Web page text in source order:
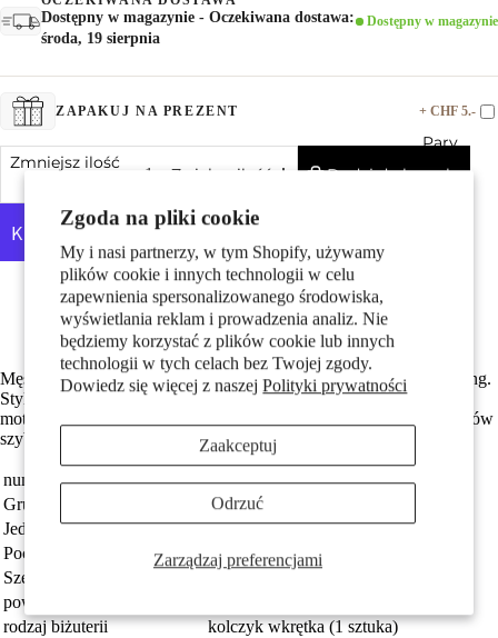
Zgoda na pliki cookie
My i nasi partnerzy, w tym Shopify, używamy
plików cookie i innych technologii w celu
zapewnienia spersonalizowanego środowiska,
wyświetlania reklam i prowadzenia analiz. Nie
będziemy korzystać z plików cookie lub innych
technologii w tych celach bez Twojej zgody.
Dowiedz się więcej z naszejPolityki prywatności
Zarządzaj preferencjami
Zaakceptuj
Odrzuć
Pary
Dostępny w magazynie - Oczekiwana dostawa:
środa, 19 sierpnia
Dostępny w magazynie
ZAPAKUJ NA PREZENT + CHF 5.-
Zmniejsz ilość
Zwiększ ilość Dodaj do koszyka
Więcej opcji płatności
Made in Germany
Srebro próby 925 z próbą 925
Męski kolczyk na sztyft wykonany ze srebra, przedstawiający karting.
Stylowy i oryginalny dodatek dla miłośników wyścigów i sportów
motorowych. Doskonały na co dzień oraz jako prezent dla pasjonatów
szybkiej jazdy. Jeden sztuk w zestawie.
numer zamówienia
505055
Grupa docelowa
Mężczyźni
Jednostka
sztuka
Pochodzenie
Made in Germany
Szerokość
powłoka
rodzaj biżuterii
kolczyk wkrętka (1 sztuka)